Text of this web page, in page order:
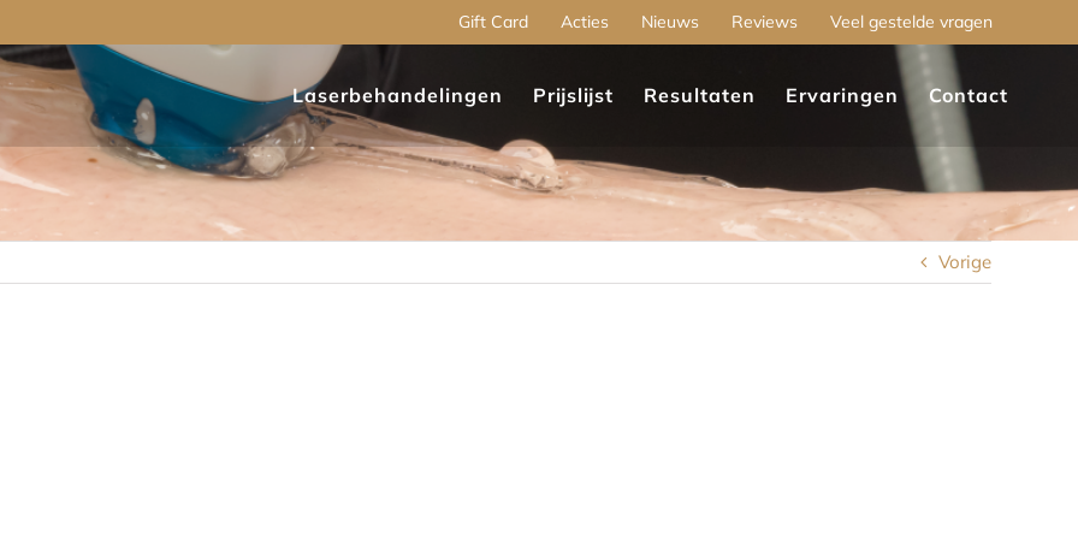
Gift Card Acties Nieuws Reviews Veel gestelde vragen
Laserbehandelingen Prijslijst Resultaten Ervaringen Contact
Vorige